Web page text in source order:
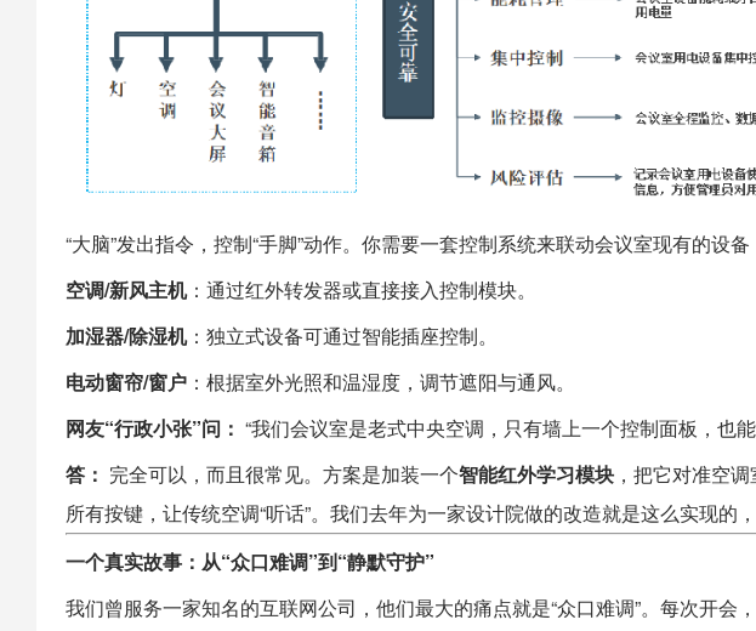
“大脑”发出指令，控制“手脚”动作。你需要一套控制系统来联动会议室现有的设备
空调/新风主机：通过红外转发器或直接接入控制模块。
加湿器/除湿机：独立式设备可通过智能插座控制。
电动窗帘/窗户 ：根据室外光照和温湿度，调节遮阳与通风。
网友“行政小张”问：
“我们会议室是老式中央空调，只有墙上一个控制面板，也
答： ​ 完全可以，而且很常见。方案是加装一个智能红外学习模块 ，把它对准空
所有按键，让传统空调“听话”。我们去年为一家设计院做的改造就是这么实现的
一个真实故事：从“众口难调”到“静默守护”
我们曾服务一家知名的互联网公司，他们最大的痛点就是“众口难调”。每次开会